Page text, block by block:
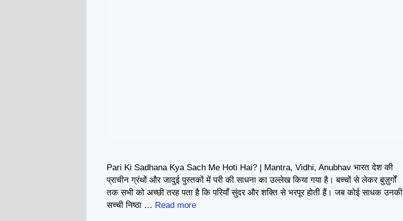
Pari Ki Sadhana Kya Sach Me Hoti Hai? | Mantra, Vidhi, Anubhav भारत देश की
प्राचीन ग्रंथों और जादुई पुस्तकों में परी की साधना का उल्लेख किया गया है। बच्चों से लेकर बुज़ुर्गों
तक सभी को अच्छी तरह पता है कि परियाँ सुंदर और शक्ति से भरपूर होती हैं। जब कोई साधक उनकी
सच्ची निष्ठा … Read more